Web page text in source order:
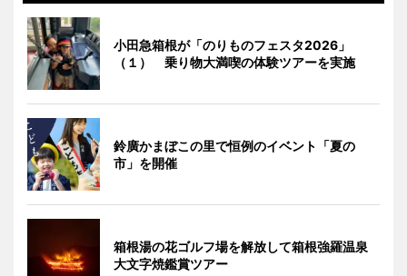
小田急箱根が「のりものフェスタ2026」
（１） 乗り物大満喫の体験ツアーを実施
鈴廣かまぼこの里で恒例のイベント「夏の
市」を開催
箱根湯の花ゴルフ場を解放して箱根強羅温泉
大文字焼鑑賞ツアー